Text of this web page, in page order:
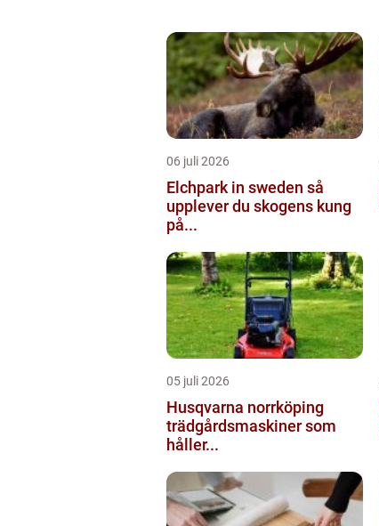
06 juli 2026
Elchpark in sweden så
upplever du skogens kung
på...
05 juli 2026
Husqvarna norrköping
trädgårdsmaskiner som
håller...